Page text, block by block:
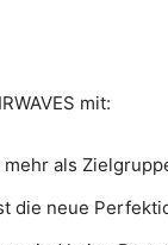
mit:
als
die neue